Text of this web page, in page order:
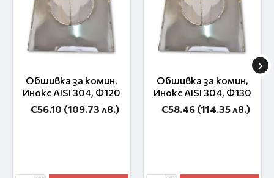
Обшивка за комин,
Инокс AISI 304, Ф120
€56.10 (109.73 лв.)
Обшивка за комин,
Инокс AISI 304, Ф130
€58.46 (114.35 лв.)